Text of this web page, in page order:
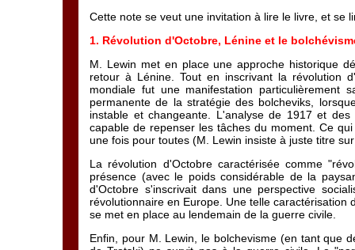
Cette note se veut une invitation à lire le livre, et se
1. Révolution d'Octobre, Lénine et le
M. Lewin met en place une approche historique
retour à Lénine. Tout en inscrivant la révolution
mondiale fut une manifestation
permanente de la stratégie des bolcheviks,
instable et changeante. L'analyse de 1917 et
capable de repenser les tâches du moment. Ce
une fois pour toutes (M. Lewin insiste à juste titre
La révolution d'Octobre caractérisée comme
présence (avec le poids considérable de la
d'Octobre s'inscrivait dans une perspective
révolutionnaire en Europe. Une telle
se met en place au lendemain de la guerre civile.
Enfin, pour M. Lewin, le bolchevisme (en tant que